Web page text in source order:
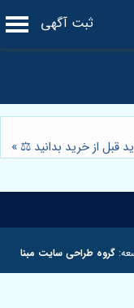
ثبت آگهی
قبل از خرید بدانید ⚖️ »
گروه طراحی سایت مبنا